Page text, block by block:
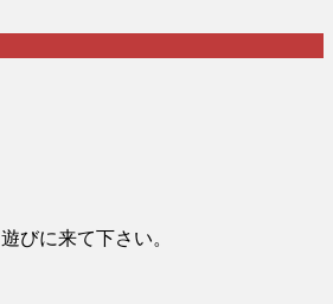
遊びに来て下さい。